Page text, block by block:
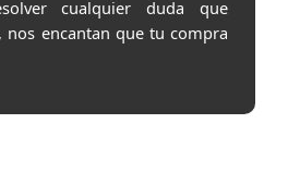
cualquier duda que
nos encantan que tu compra